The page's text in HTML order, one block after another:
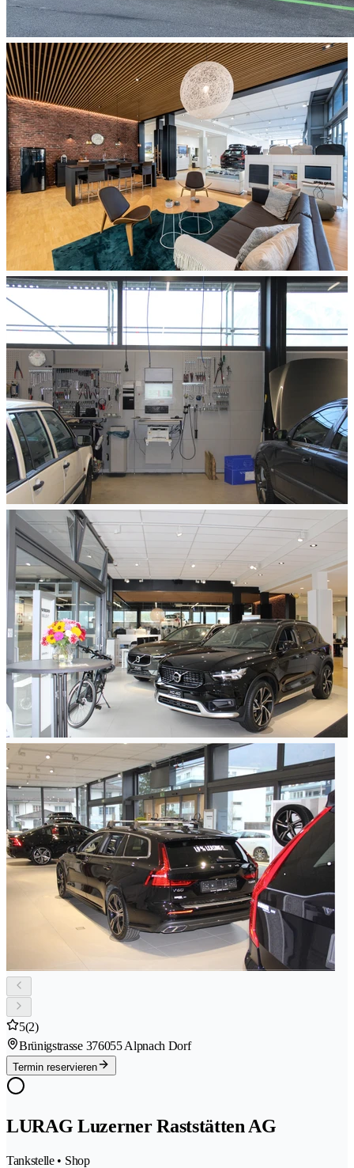
5(2)
Brünigstrasse 376055 Alpnach Dorf
Termin reservieren
LURAG Luzerner Raststätten AG
Tankstelle • Shop